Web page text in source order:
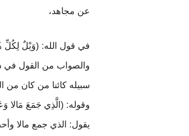
عن مجاهد،
في قول الله: (وَيْلٌ لِكُلِّ
والصواب من القول في
سبيله كائنا من كان من
وقوله: (الَّذِي جَمَعَ مَالا
يقول: الذي جمع مالا